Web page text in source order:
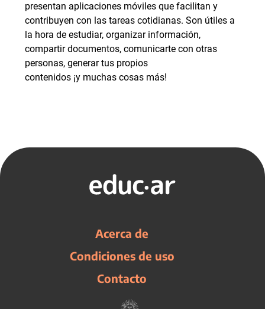
presentan aplicaciones móviles que facilitan y
contribuyen con las tareas cotidianas. Son útiles a
la hora de estudiar, organizar información,
compartir documentos, comunicarte con otras
personas, generar tus propios
contenidos ¡y muchas cosas más!
Acerca de
Condiciones de uso
Contacto